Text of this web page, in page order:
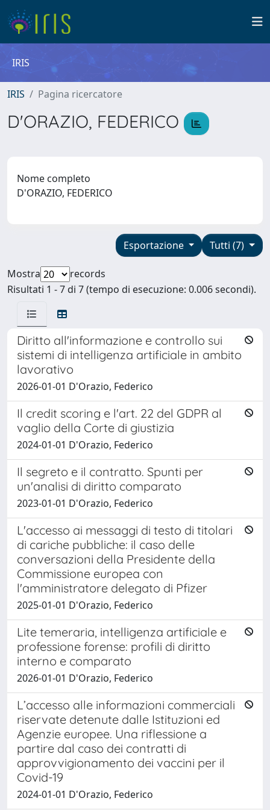
IRIS
IRIS Pagina ricercatore
D'ORAZIO, FEDERICO
Nome completo
D'ORAZIO, FEDERICO
Tutti (7)
Esportazione
Mostra
records
Risultati 1 - 7 di 7 (tempo di esecuzione: 0.006 secondi).
Diritto all'informazione e controllo sui
sistemi di intelligenza artificiale in ambito
lavorativo
2026-01-01 D'Orazio, Federico
Il credit scoring e l'art. 22 del GDPR al
vaglio della Corte di giustizia
2024-01-01 D'Orazio, Federico
Il segreto e il contratto. Spunti per
un'analisi di diritto comparato
2023-01-01 D'Orazio, Federico
L'accesso ai messaggi di testo di titolari
di cariche pubbliche: il caso delle
conversazioni della Presidente della
Commissione europea con
l'amministratore delegato di Pfizer
2025-01-01 D'Orazio, Federico
Lite temeraria, intelligenza artificiale e
professione forense: profili di diritto
interno e comparato
2026-01-01 D'Orazio, Federico
L’accesso alle informazioni commerciali
riservate detenute dalle Istituzioni ed
Agenzie europee. Una riflessione a
partire dal caso dei contratti di
approvvigionamento dei vaccini per il
Covid-19
2024-01-01 D'Orazio, Federico